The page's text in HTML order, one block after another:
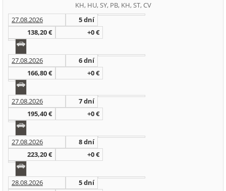
KH, HU, SY, PB, KH, ST, CV
27.08.2026
5 dní
138,20 €
+0 €
27.08.2026
6 dní
166,80 €
+0 €
27.08.2026
7 dní
195,40 €
+0 €
27.08.2026
8 dní
223,20 €
+0 €
28.08.2026
5 dní